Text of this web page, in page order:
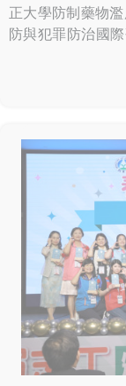
正大學防制藥物
防與犯罪防治國